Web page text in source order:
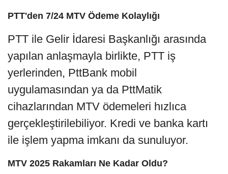
PTT'den 7/24 MTV Ödeme Kolaylığı
PTT ile Gelir İdaresi Başkanlığı arasında
yapılan anlaşmayla birlikte, PTT iş
yerlerinden, PttBank mobil
uygulamasından ya da PttMatik
cihazlarından MTV ödemeleri hızlıca
gerçekleştirilebiliyor. Kredi ve banka kartı
ile işlem yapma imkanı da sunuluyor.
MTV 2025 Rakamları Ne Kadar Oldu?